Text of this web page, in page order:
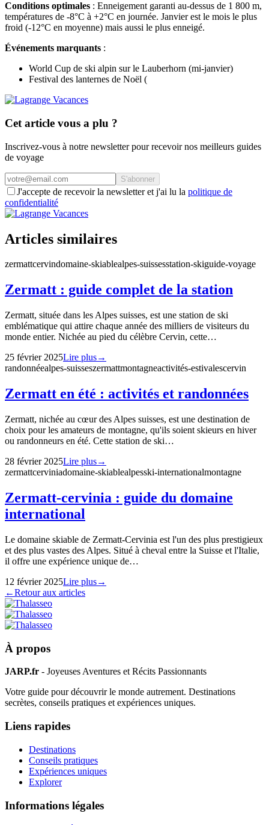
Conditions optimales : Enneigement garanti au-dessus de 1 800 m,
températures de -8°C à +2°C en journée. Janvier est le mois le plus
froid (-12°C en moyenne) mais aussi le plus enneigé.
Événements marquants :
World Cup de ski alpin sur le Lauberhorn (mi-janvier)
Festival des lanternes de Noël (
Cet article vous a plu ?
Inscrivez-vous à notre newsletter pour recevoir nos meilleurs guides
de voyage
S'abonner
J'accepte de recevoir la newsletter et j'ai lu la politique de
confidentialité
Articles similaires
zermattcervindomaine-skiablealpes-suissesstation-skiguide-voyage
Zermatt : guide complet de la station
Zermatt, située dans les Alpes suisses, est une station de ski
emblématique qui attire chaque année des milliers de visiteurs du
monde entier. Nichée au pied du célèbre Cervin, cette…
25 février 2025Lire plus→
randonnéealpes-suisseszermattmontagneactivités-estivalescervin
Zermatt en été : activités et randonnées
Zermatt, nichée au cœur des Alpes suisses, est une destination de
choix pour les amateurs de montagne, qu'ils soient skieurs en hiver
ou randonneurs en été. Cette station de ski…
28 février 2025Lire plus→
zermattcerviniadomaine-skiablealpesski-internationalmontagne
Zermatt-cervinia : guide du domaine
international
Le domaine skiable de Zermatt-Cervinia est l'un des plus prestigieux
et des plus vastes des Alpes. Situé à cheval entre la Suisse et l'Italie,
il offre une expérience unique de…
12 février 2025Lire plus→
←Retour aux articles
À propos
JARP.fr - Joyeuses Aventures et Récits Passionnants
Votre guide pour découvrir le monde autrement. Destinations
secrètes, conseils pratiques et expériences uniques.
Liens rapides
Destinations
Conseils pratiques
Expériences uniques
Explorer
Informations légales